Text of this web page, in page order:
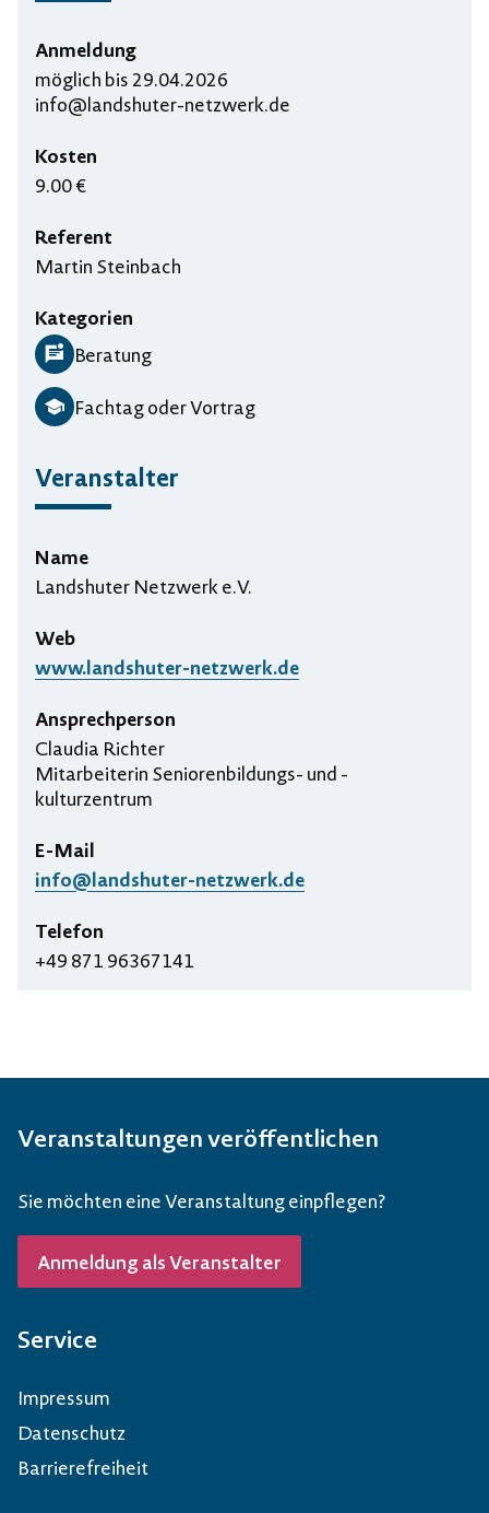
Anmeldung
möglich bis 29.04.2026
info@landshuter-netzwerk.de
Kosten
9.00 €
Referent
Martin Steinbach
Kategorien
Beratung
Fachtag oder Vortrag
Veranstalter
Name
Landshuter Netzwerk e.V.
Web
www.landshuter-netzwerk.de
Ansprechperson
Claudia Richter
Mitarbeiterin Seniorenbildungs- und -
kulturzentrum
E-Mail
info@landshuter-netzwerk.de
Telefon
+49 871 96367141
Veranstaltungen veröffentlichen
Sie möchten eine Veranstaltung einpflegen?
Anmeldung als Veranstalter
Service
Impressum
Datenschutz
Barrierefreiheit